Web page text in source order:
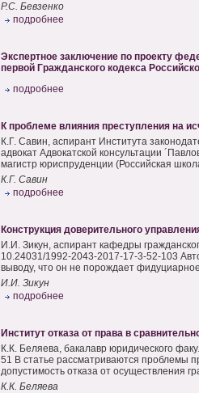
Р.С. Бевзенко
подробнее
Экспертное заключение по проекту
первой Гражданского кодекса
подробнее
К проблеме влияния преступления на
К.Г. Савин, аспирант Института
адвокат Адвокатской консультации
магистр юриспруденции (Российская
К.Г. Савин
подробнее
Конструкция доверительного
И.И. Зикун, аспирант кафедры
10.24031/1992-2043-2017-17-3-52-103
выводу, что он не порождает
И.И. Зикун
подробнее
Институт отказа от права в
К.К. Беляева, бакалавр юридического
51 В статье рассматриваются проблемы
допустимость отказа от осуществления
К.К. Беляева